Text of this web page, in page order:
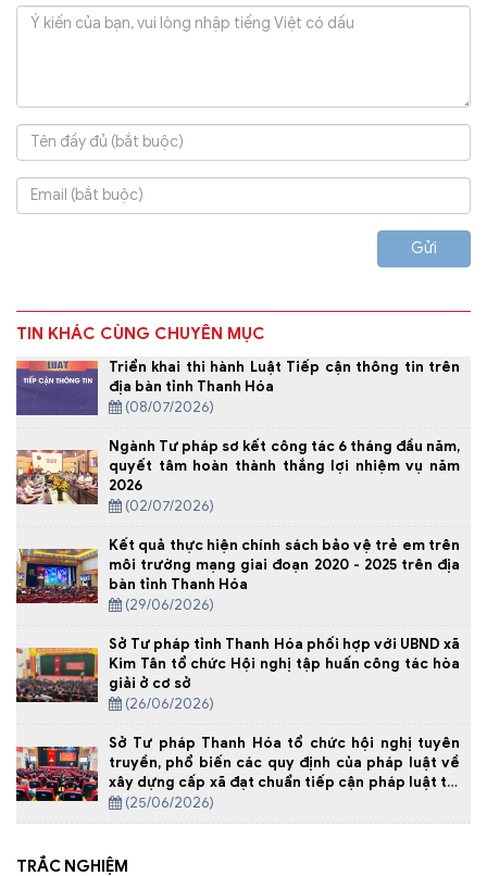
Gửi
TIN KHÁC CÙNG CHUYÊN MỤC
Triển khai thi hành Luật Tiếp cận thông tin trên
địa bàn tỉnh Thanh Hóa
(08/07/2026)
Ngành Tư pháp sơ kết công tác 6 tháng đầu năm,
quyết tâm hoàn thành thắng lợi nhiệm vụ năm
2026
(02/07/2026)
Kết quả thực hiện chính sách bảo vệ trẻ em trên
môi trường mạng giai đoạn 2020 - 2025 trên địa
bàn tỉnh Thanh Hóa
(29/06/2026)
Sở Tư pháp tỉnh Thanh Hóa phối hợp với UBND xã
Kim Tân tổ chức Hội nghị tập huấn công tác hòa
giải ở cơ sở
(26/06/2026)
Sở Tư pháp Thanh Hóa tổ chức hội nghị tuyên
truyền, phổ biến các quy định của pháp luật về
xây dựng cấp xã đạt chuẩn tiếp cận pháp luật tại
Xã Yên Định
(25/06/2026)
TRẮC NGHIỆM